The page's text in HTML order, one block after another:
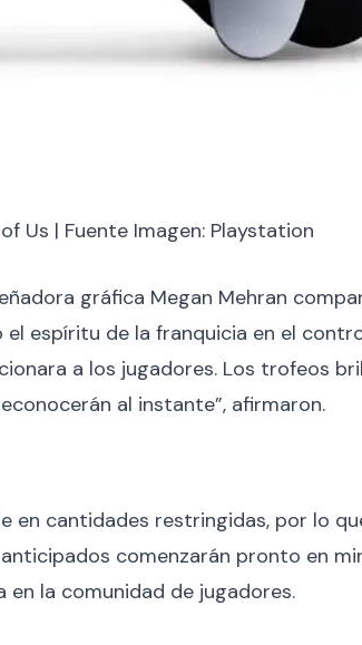
Us | Fuente Imagen: Playstation
gráfica Megan Mehran
espíritu de la franquicia en el
a los jugadores. Los trofeos
al instante”, afirmaron.
en cantidades restringidas, por lo
comenzarán pronto en
la comunidad de jugadores.